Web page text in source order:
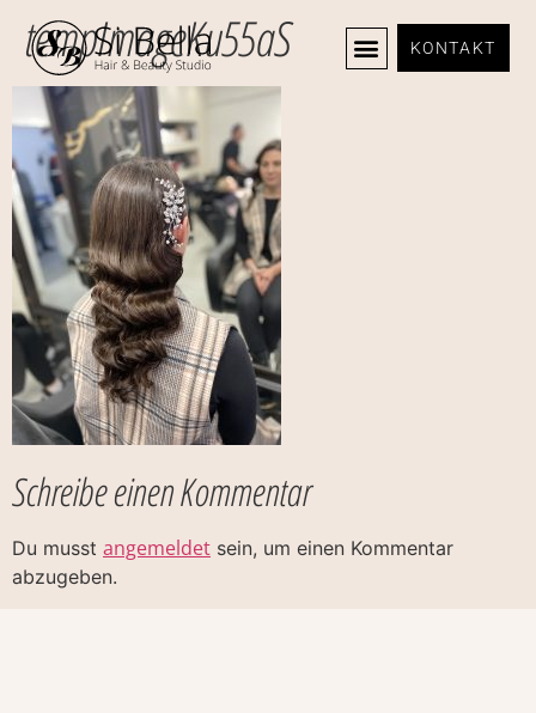
KONTAKT
tempImageKu55aS
Schreibe einen Kommentar
Du musst angemeldet sein, um einen Kommentar
abzugeben.